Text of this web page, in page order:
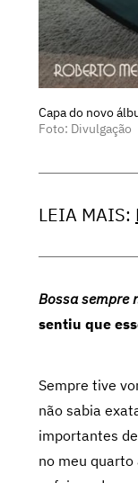
Capa do novo
Foto: Divulgação
LEIA MAIS:
Bossa sempre
sentiu que
Sempre tive
não sabia
importantes
no meu